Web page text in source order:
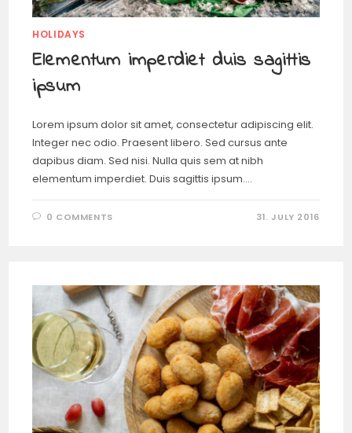
HOLIDAYS
Elementum imperdiet duis sagittis
ipsum
Lorem ipsum dolor sit amet, consectetur adipiscing elit.
Integer nec odio. Praesent libero. Sed cursus ante
dapibus diam. Sed nisi. Nulla quis sem at nibh
elementum imperdiet. Duis sagittis ipsum.…
0 COMMENTS 31. JULY 2016